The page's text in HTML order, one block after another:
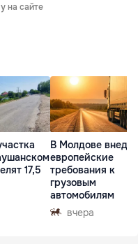
на сайте
17,5
В Молдове
европейские
требования к
грузовым
автомобилям
вчера